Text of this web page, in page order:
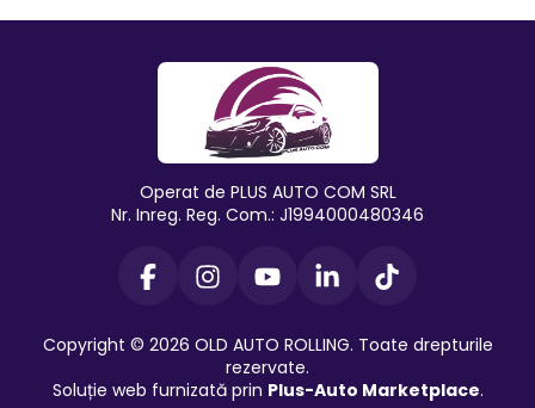
Operat de PLUS AUTO COM SRL
Nr. Inreg. Reg. Com.: J1994000480346
Copyright © 2026 OLD AUTO ROLLING. Toate drepturile
rezervate.
Soluție web furnizată prin Plus-Auto Marketplace.